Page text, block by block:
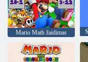
Mario Math žaidimas